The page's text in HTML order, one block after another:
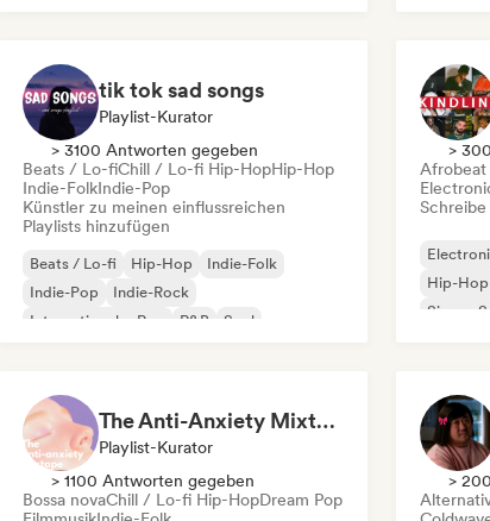
tik tok sad songs
Playlist-Kurator
> 3100 Antworten gegeben
Beats / Lo-fiChill / Lo-fi Hip-HopHip-Hop
Indie-FolkIndie-Pop
Künstler zu meinen einflussreichen
Playlists hinzufügen
Beats / Lo-fi Hip-Hop
Indie-Folk
Indie-Pop
Indie-Rock
Internationaler Pop
R&B Soul
>
Hip-Hop
Singer-
The Anti-Anxiety Mixtape
Playlist-Kurator
> 1100 Antworten gegeben
Bossa novaChill / Lo-fi Hip-HopDream Pop
>